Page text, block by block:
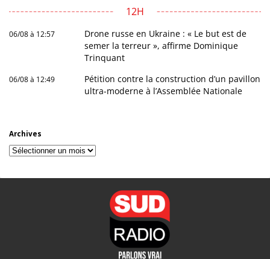
12H
06/08 à 12:57
Drone russe en Ukraine : « Le but est de
semer la terreur », affirme Dominique
Trinquant
06/08 à 12:49
Pétition contre la construction d’un pavillon
ultra-moderne à l’Assemblée Nationale
Archives
Archives